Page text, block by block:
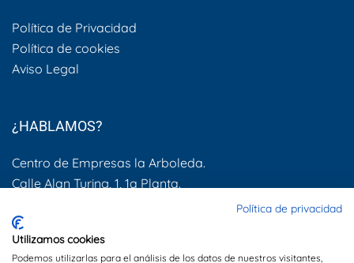
Política de Privacidad
Política de cookies
Aviso Legal
¿HABLAMOS?
Centro de Empresas la Arboleda.
Calle Alan Turing, 1, 1a Planta.
600 505 083
Política de privacidad
Utilizamos cookies
Podemos utilizarlas para el análisis de los datos de nuestros visitantes,